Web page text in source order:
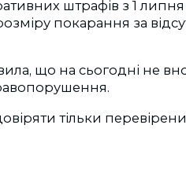
штрафів з 1
покарання за
що на сьогодні не
тільки